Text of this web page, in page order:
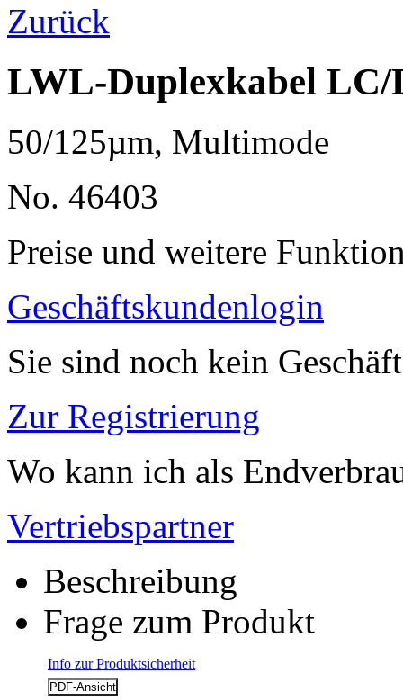
Zurück
LWL-Duplexkabel LC/
50/125µm, Multimode
No. 46403
Preise und weitere
Geschäftskundenlogin
Sie sind noch kein
Zur Registrierung
Wo kann ich als
Vertriebspartner
Beschreibung
Frage zum Produkt
Info zur Produktsicherheit